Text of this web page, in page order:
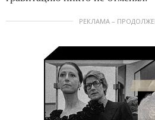
РЕКЛАМА –